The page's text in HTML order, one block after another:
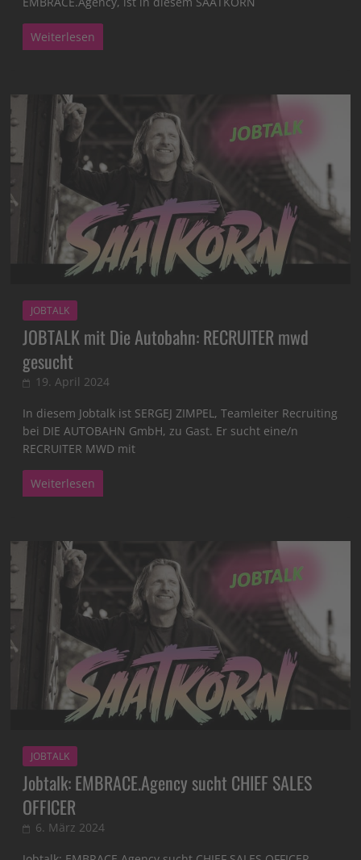
Weiterlesen
JOBTALK
JOBTALK mit Die Autobahn: RECRUITER mwd
gesucht
19. April 2024
In diesem Jobtalk ist SERGEJ ZIMPEL, Teamleiter Recruiting
bei DIE AUTOBAHN GmbH, zu Gast. Er sucht eine/n
RECRUITER MWD mit
Weiterlesen
JOBTALK
Jobtalk: EMBRACE.Agency sucht CHIEF SALES
OFFICER
6. März 2024